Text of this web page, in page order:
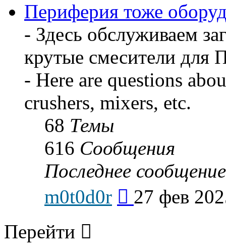
Периферия тоже
- Здесь обслуживаем
крутые смесители для
- Here are questions
crushers, mixers, etc.
68 Темы
616 Сообщения
Последнее сообщение
m0t0d0r
последнему
27 фев
Перейти